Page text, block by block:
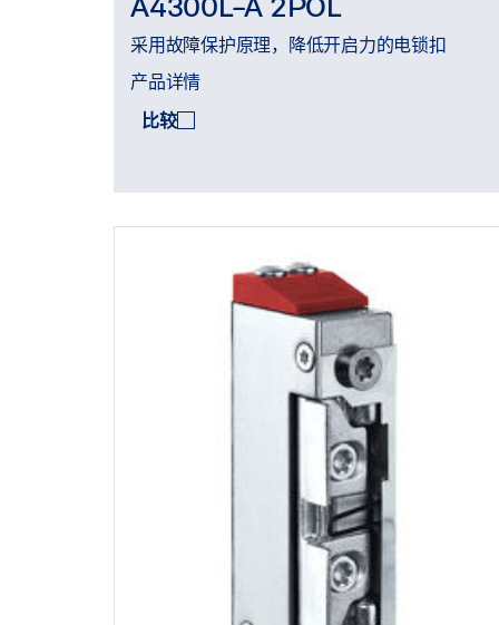
采用故障保护原理，降低开启力的电锁扣
产品详情
比较